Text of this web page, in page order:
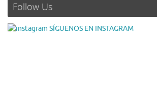
Follow Us
SÍGUENOS EN INSTAGRAM